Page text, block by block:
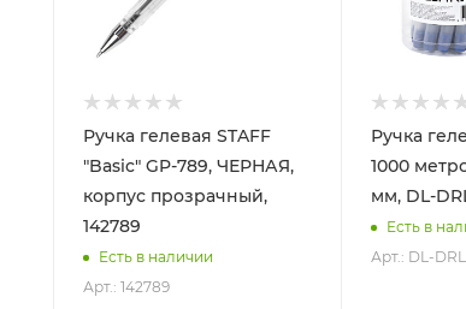
Ручка гелевая STAFF
"Basic" GP-789, ЧЕРНАЯ,
корпус прозрачный,
142789
Есть в наличии
Арт.: 142789
Ручка
1000
мм, DL-
Есть в
Арт.: DL-